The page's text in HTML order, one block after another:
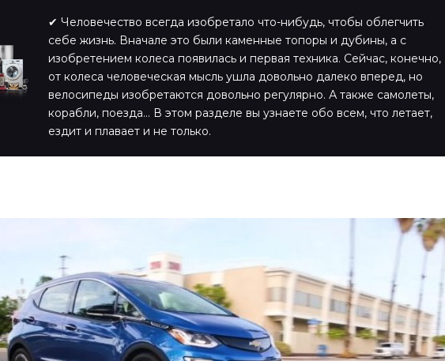
✔ Человечество всегда изобретало что-нибудь, чтобы облегчить
себе жизнь. Вначале это были каменные топоры и дубины, а с
изобретением колеса появилась и первая техника. Сейчас, конечно,
от колеса человеческая мысль ушла довольно далеко вперед, но
велосипеды изобретаются довольно регулярно. А также самолеты,
корабли, поезда… В этом разделе вы узнаете обо всем, что летает,
ездит и плавает и не только.